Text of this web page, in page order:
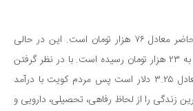
ارزش دینار کویت در حال حاضر معادل ۷۶ هزار تومان است. این در حالی
است که ارزش دلار تا امروز به ۲۳ هزار تومان رسیده است. با در نظر گرفتن
این موضوع که هر دینار معادل ۳.۲۵ دلار است پس مردم کویت با درآمد
زندگی را از لحاظ رفاهی، تحصیلی، دارویی و